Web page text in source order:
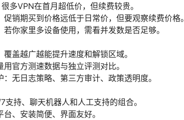
多VPN在首月超低价，但续费较贵。
销期买到价格远低于日常价，但要观察续费价格。
你家里多设备使用，需看并发数是否足够。
盖越广越能提升速度和解锁区域。
官方测速数据与独立评测对比。
无日志策略、第三方审计、政策透明度。
持、聊天机器人和人工支持的组合。
、安装简便、界面友好。